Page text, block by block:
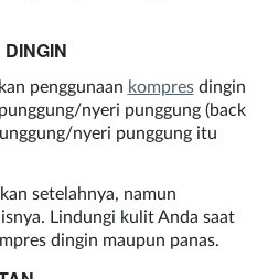
penggunaan kompresdingin
nyeri punggung (back
nyeri punggung itu
setelahnya, namun
Lindungi kulit Anda saat
dingin maupun panas.